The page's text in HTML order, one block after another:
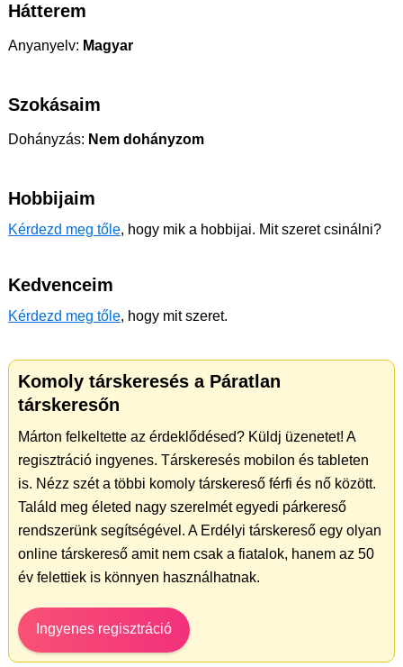
Hátterem
Anyanyelv: Magyar
Szokásaim
Dohányzás: Nem dohányzom
Hobbijaim
Kérdezd meg tőle, hogy mik a hobbijai. Mit szeret csinálni?
Kedvenceim
Kérdezd meg tőle, hogy mit szeret.
Komoly társkeresés a Páratlan
társkeresőn
Márton felkeltette az érdeklődésed? Küldj üzenetet! A
regisztráció ingyenes. Társkeresés mobilon és tableten
is. Nézz szét a többi komoly társkereső férfi és nő között.
Találd meg életed nagy szerelmét egyedi párkereső
rendszerünk segítségével. A Erdélyi társkereső egy olyan
online társkereső amit nem csak a fiatalok, hanem az 50
év felettiek is könnyen használhatnak.
Ingyenes regisztráció